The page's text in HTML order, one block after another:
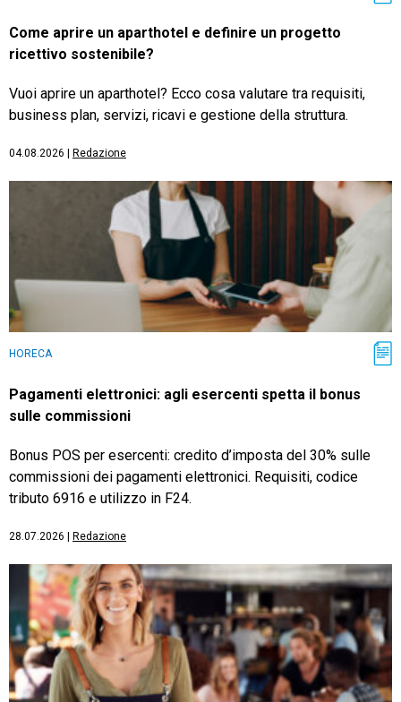
Come aprire un aparthotel e definire un progetto
ricettivo sostenibile?
Vuoi aprire un aparthotel? Ecco cosa valutare tra requisiti,
business plan, servizi, ricavi e gestione della struttura.
04.08.2026 Redazione
HORECA
Pagamenti elettronici: agli esercenti spetta il bonus
sulle commissioni
Bonus POS per esercenti: credito d’imposta del 30% sulle
commissioni dei pagamenti elettronici. Requisiti, codice
tributo 6916 e utilizzo in F24.
28.07.2026 Redazione